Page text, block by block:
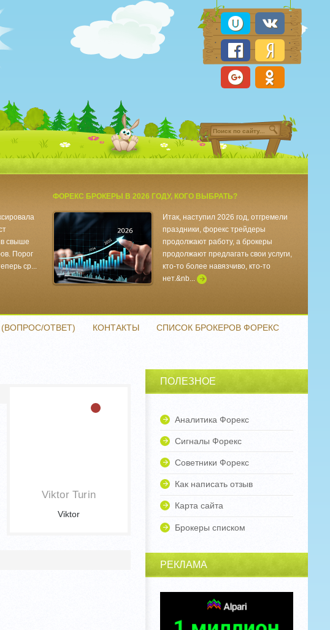
свыше
Порог
ср...
ФОРЕКС БРОКЕРЫ В 2026 ГОДУ, КОГО ВЫБРАТЬ?
Итак, наступил 2026 год, отгремели
праздники, форекс трейдеры
продолжают работу, а брокеры
продолжают предлагать свои услуги,
кто-то более навязчиво, кто-то
нет.&nb...
(ВОПРОС/ОТВЕТ) КОНТАКТЫ СПИСОК БРОКЕРОВ ФОРЕКС
Viktor Turin
Viktor
ПОЛЕЗНОЕ
Аналитика Форекс
Сигналы Форекс
Советники Форекс
Как написать отзыв
Карта сайта
Брокеры списком
РЕКЛАМА